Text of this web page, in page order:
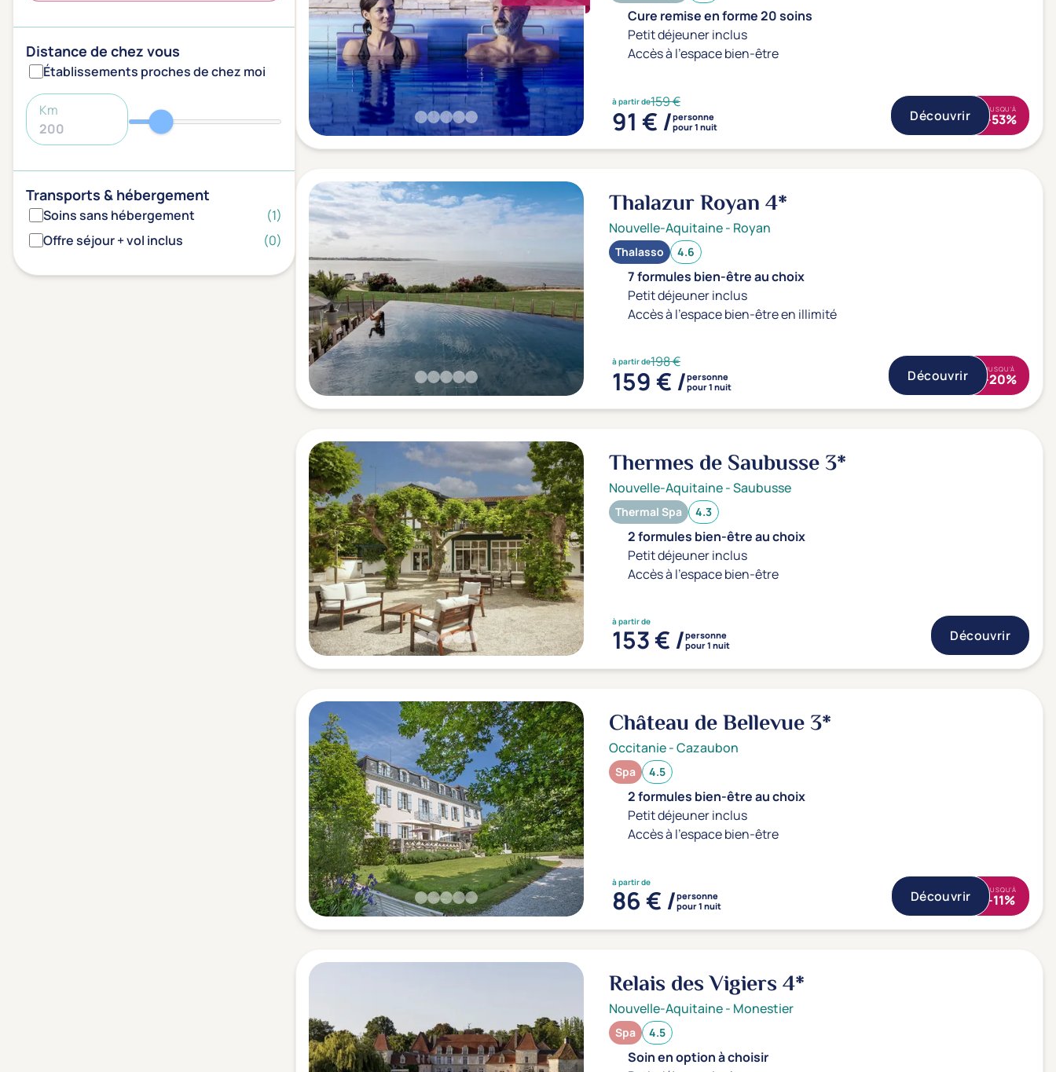
Distance de chez vous
Établissements proches de chez moi
Km
Transports & hébergement
Soins sans hébergement
(1)
Offre séjour + vol inclus
(0)
Cure remise en forme 20 soins
Petit déjeuner inclus
Accès à l'espace bien-être
à partir de159 €
91 € /personne
pour 1 nuit
Découvrir JUSQU'À
-53%
Thalazur Royan4*
Nouvelle-Aquitaine- Royan
Thalasso 4.6
7 formules bien-être au choix
Petit déjeuner inclus
Accès à l'espace bien-être en illimité
à partir de198 €
159 € /personne
pour 1 nuit
Découvrir JUSQU'À
-20%
Thermes de Saubusse3*
Nouvelle-Aquitaine-Saubusse
Thermal Spa 4.3
2 formules bien-être au choix
Petit déjeuner inclus
Accès à l'espace bien-être
à partir de
153 € /personne
pour 1 nuit
Découvrir
Château de Bellevue3*
Occitanie-Cazaubon
Spa 4.5
2 formules bien-être au choix
Petit déjeuner inclus
Accès à l'espace bien-être
à partir de
86 € /personne
pour 1 nuit
Découvrir JUSQU'À
-11%
Relais des Vigiers4*
Nouvelle-Aquitaine- Monestier
Spa 4.5
Soin en option à choisir